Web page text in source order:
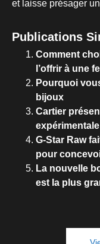
et laisse présager
Publications
Comment
l’offrir à une
Pourquoi
bijoux
Cartier
G-Star Raw
pour
La nouvelle
est la plus